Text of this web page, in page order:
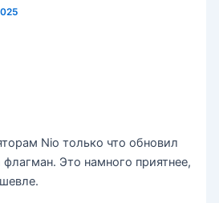
Nio только что обновил
Это намного приятнее,